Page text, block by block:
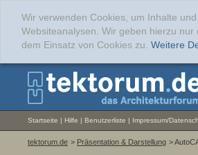
Wir verwenden Cookies, um Inhalte
Websiteanalysen. Wir geben hierzu
dem Einsatz von Cookies zu. Weitere
Startseite | Hilfe | Benutzerliste | Impressum/
tektorum.de > Präsentation & Darstellung >